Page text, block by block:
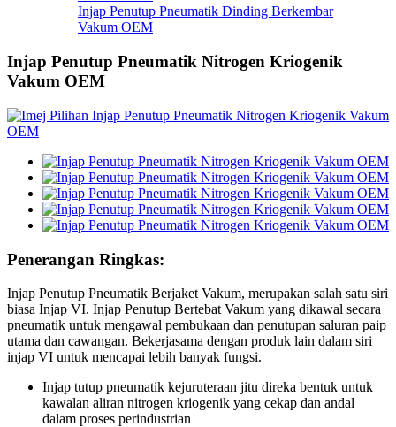
Injap Penutup Pneumatik Dinding Berkembar
Vakum OEM
Injap Penutup Pneumatik Nitrogen Kriogenik
Vakum OEM
Penerangan Ringkas:
Injap Penutup Pneumatik Berjaket Vakum, merupakan salah satu siri
biasa Injap VI. Injap Penutup Bertebat Vakum yang dikawal secara
pneumatik untuk mengawal pembukaan dan penutupan saluran paip
utama dan cawangan. Bekerjasama dengan produk lain dalam siri
injap VI untuk mencapai lebih banyak fungsi.
Injap tutup pneumatik kejuruteraan jitu direka bentuk untuk
kawalan aliran nitrogen kriogenik yang cekap dan andal
dalam proses perindustrian